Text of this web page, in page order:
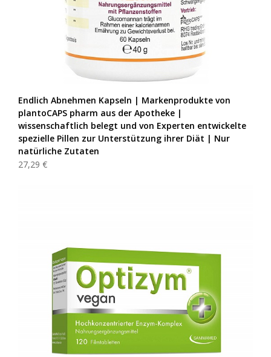
Endlich Abnehmen Kapseln | Markenprodukte von
plantoCAPS pharm aus der Apotheke |
wissenschaftlich belegt und von Experten entwickelte
spezielle Pillen zur Unterstützung ihrer Diät | Nur
natürliche Zutaten
27,29 €